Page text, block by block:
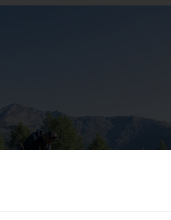
Alto Adige/Alex Filz